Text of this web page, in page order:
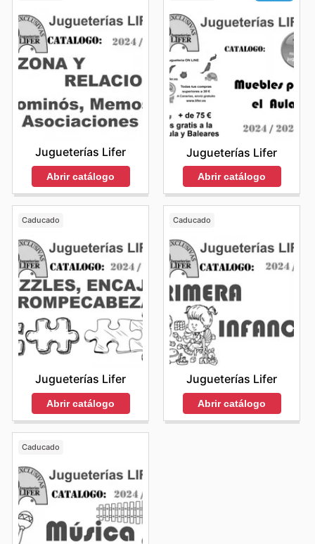
Jugueterías Lifer
Abrir catálogo
Jugueterías Lifer
Abrir catálogo
Caducado
Jugueterías Lifer
Abrir catálogo
Caducado
Jugueterías Lifer
Abrir catálogo
Caducado